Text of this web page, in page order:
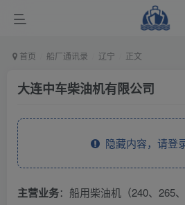
首页 船厂通讯录 辽宁 正文
大连中车柴油机有限公司
隐藏内容，请登
主营业务：船用柴油机（240、265